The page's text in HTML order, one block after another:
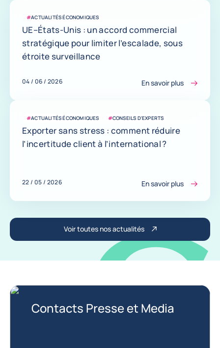
Voir toutes nos actualités
#ACTUALITÉS ÉCONOMIQUES
UE–États-Unis : un accord commercial
stratégique pour limiter l’escalade, sous
étroite surveillance
04 / 06 / 2026 En savoir plus
#ACTUALITÉS ÉCONOMIQUES #CONSEILS D'EXPERTS
Exporter sans stress : comment réduire
l’incertitude client à l’international ?
22 / 05 / 2026 En savoir plus
Contacts Presse et Media